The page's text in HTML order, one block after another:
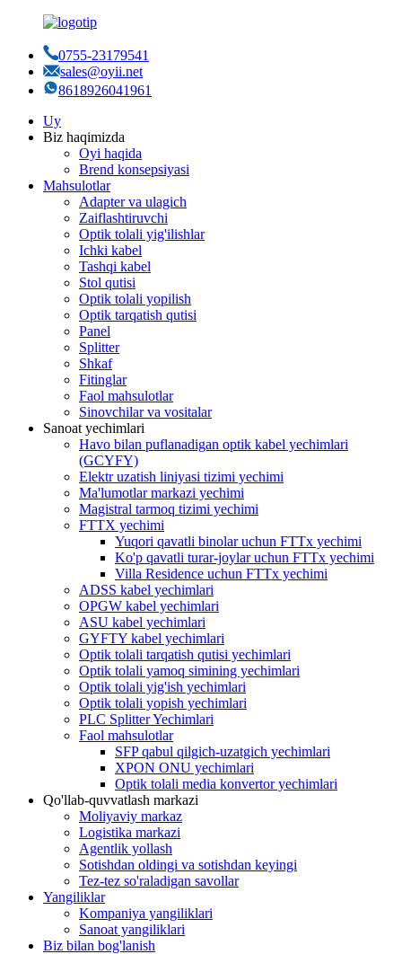
0755-23179541
sales@oyii.net
8618926041961
Uy
Biz haqimizda
Oyi haqida
Brend konsepsiyasi
Mahsulotlar
Adapter va ulagich
Zaiflashtiruvchi
Optik tolali yig'ilishlar
Ichki kabel
Tashqi kabel
Stol qutisi
Optik tolali yopilish
Optik tarqatish qutisi
Panel
Splitter
Shkaf
Fitinglar
Faol mahsulotlar
Sinovchilar va vositalar
Sanoat yechimlari
Havo bilan puflanadigan optik kabel yechimlari
(GCYFY)
Elektr uzatish liniyasi tizimi yechimi
Ma'lumotlar markazi yechimi
Magistral tarmoq tizimi yechimi
FTTX yechimi
Yuqori qavatli binolar uchun FTTx yechimi
Ko'p qavatli turar-joylar uchun FTTx yechimi
Villa Residence uchun FTTx yechimi
ADSS kabel yechimlari
OPGW kabel yechimlari
ASU kabel yechimlari
GYFTY kabel yechimlari
Optik tolali tarqatish qutisi yechimlari
Optik tolali yamoq simining yechimlari
Optik tolali yig'ish yechimlari
Optik tolali yopish yechimlari
PLC Splitter Yechimlari
Faol mahsulotlar
SFP qabul qilgich-uzatgich yechimlari
XPON ONU yechimlari
Optik tolali media konvertor yechimlari
Qo'llab-quvvatlash markazi
Moliyaviy markaz
Logistika markazi
Agentlik yollash
Sotishdan oldingi va sotishdan keyingi
Tez-tez so'raladigan savollar
Yangiliklar
Kompaniya yangiliklari
Sanoat yangiliklari
Biz bilan bog'lanish